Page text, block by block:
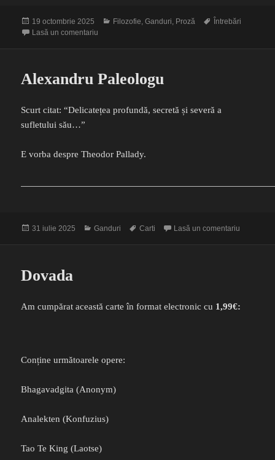
Publicat
pe
19 octombrie 2025 Categorii
Filozofie ,Ganduri Proză Etichete
Întrebări
Lasă un comentariu
Alexandru Paleologu
Scurt citat: “Delicatețea profundă, secretă și severă a
sufletului său…”
E vorba despre Theodor Pallady.
Publicat
31 iulie 2025 Categorii
Ganduri Etichete
Carti Lasă un comentariu
Dovada
Am cumpărat această carte în format electronic cu 1,99€:
Conține următoarele opere:
Bhagavadgita (Anonym)
Analekten (Konfuzius)
Tao Te King (Laotse)